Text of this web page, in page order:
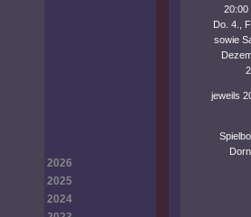
2026
2025
2024
20:00
Do. 4.,
sowie
jeweils